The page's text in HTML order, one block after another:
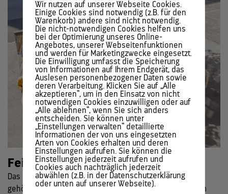
Feiern, staunen & lachen!
Das 500. Repair Cafe in Tirol hat stattgefunden. Und das
gehört gefeiert. Der Spiegelsaal im Tiroler Bildungsforum
Wir nutzen auf unserer Webseite Cookies.
Einige Cookies sind notwendig (z.B. für den
Warenkorb) andere sind nicht notwendig.
Die nicht-notwendigen Cookies helfen uns
bei der Optimierung unseres Online-
Angebotes, unserer Webseitenfunktionen
und werden für Marketingzwecke eingesetzt.
Die Einwilligung umfasst die Speicherung
von Informationen auf Ihrem Endgerät, das
Auslesen personenbezogener Daten sowie
deren Verarbeitung. Klicken Sie auf „Alle
akzeptieren“, um in den Einsatz von nicht
notwendigen Cookies einzuwilligen oder auf
„Alle ablehnen“, wenn Sie sich anders
entscheiden. Sie können unter
„Einstellungen verwalten“ detaillierte
Informationen der von uns eingesetzten
Arten von Cookies erhalten und deren
Einstellungen aufrufen. Sie können die
Einstellungen jederzeit aufrufen und
Cookies auch nachträglich jederzeit
abwählen (z.B. in der Datenschutzerklärung
oder unten auf unserer Webseite).